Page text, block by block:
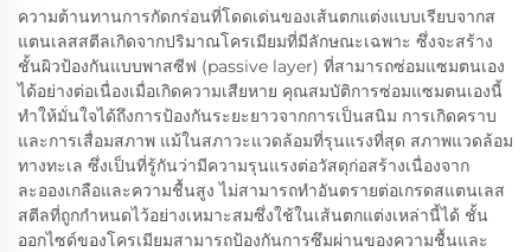
ความต้านทานการกัดกร่อนที่โดดเด่นของเส้นตกแต่งแบบเรียบจากส
แตนเลสสตีลเกิดจากปริมาณโครเมียมที่มีลักษณะเฉพาะ ซึ่งจะสร้าง
ชั้นผิวป้องกันแบบพาสซีฟ (passive layer) ที่สามารถซ่อมแซมตนเอง
ได้อย่างต่อเนื่องเมื่อเกิดความเสียหาย คุณสมบัติการซ่อมแซมตนเองนี้
ทำให้มั่นใจได้ถึงการป้องกันระยะยาวจากการเป็นสนิม การเกิดคราบ
และการเสื่อมสภาพ แม้ในสภาวะแวดล้อมที่รุนแรงที่สุด สภาพแวดล้อม
ทางทะเล ซึ่งเป็นที่รู้กันว่ามีความรุนแรงต่อวัสดุก่อสร้างเนื่องจาก
ละอองเกลือและความชื้นสูง ไม่สามารถทำอันตรายต่อเกรดสแตนเลส
สตีลที่ถูกกำหนดไว้อย่างเหมาะสมซึ่งใช้ในเส้นตกแต่งเหล่านี้ได้ ชั้น
ออกไซด์ของโครเมียมสามารถป้องกันการซึมผ่านของความชื้นและ